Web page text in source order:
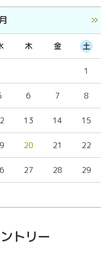
»
木 金 土
1
6 7 8
13 14 15
20 21 22
27 28 29
トリー